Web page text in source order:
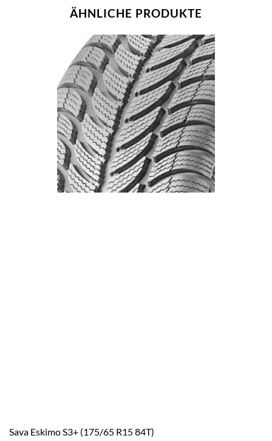
ÄHNLICHE PRODUKTE
Sava Eskimo S3+ (175/65 R15 84T)